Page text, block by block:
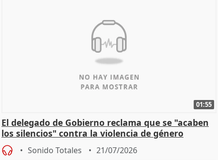
01:55
El delegado de Gobierno reclama que se "acaben
los silencios" contra la violencia de género
Sonido Totales 21/07/2026